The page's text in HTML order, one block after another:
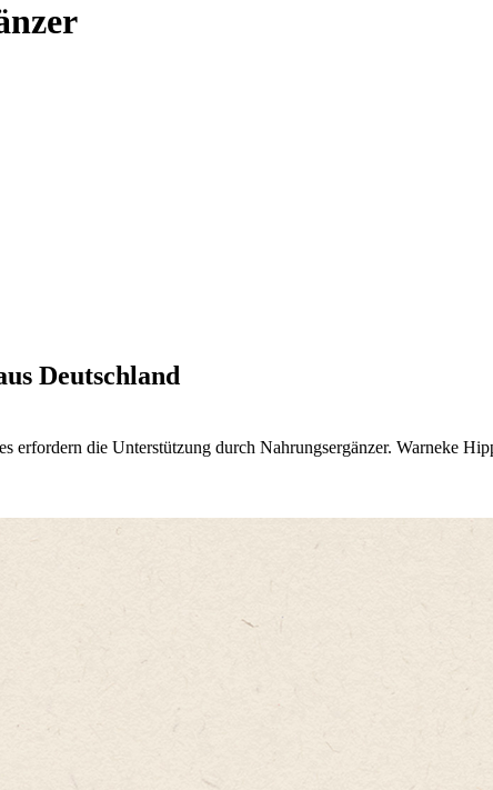
Deutschland
erfordern die Unterstützung durch Nahrungsergänzer. Warneke